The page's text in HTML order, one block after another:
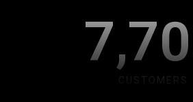
7,70
CUSTOMERS